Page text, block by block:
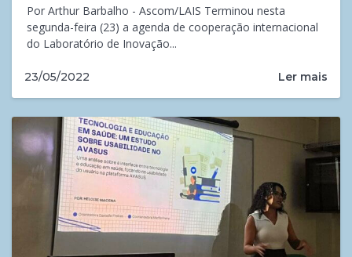
Por Arthur Barbalho - Ascom/LAIS Terminou nesta
segunda-feira (23) a agenda de cooperação internacional
do Laboratório de Inovação...
23/05/2022 Ler mais